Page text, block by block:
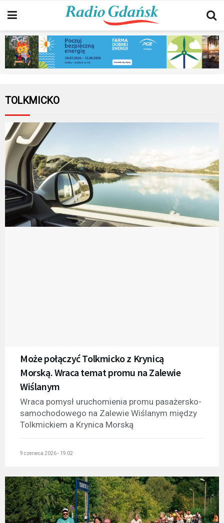
TOLKMICKO
Może połączyć Tolkmicko z Krynicą
Morską. Wraca temat promu na Zalewie
Wiślanym
Wraca pomysł uruchomienia promu pasażersko-
samochodowego na Zalewie Wiślanym między
Tolkmickiem a Krynica Morską
9 czerwca 2026 - 19:02